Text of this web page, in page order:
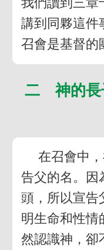
講到同夥這件
召會是基督的
二 神的長
在召會中
告父的名。因
頭，所以宣告
明生命和性情
然認識神，卻